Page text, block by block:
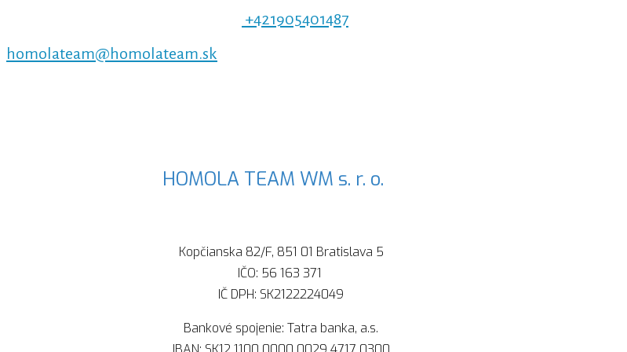
+421905401487
homolateam@homolateam.sk
HOMOLA TEAM WM s. r. o.
Kopčianska 82/F, 851 01 Bratislava 5
IČO: 56 163 371
IČ DPH: SK2122224049
Bankové spojenie: Tatra banka, a.s.